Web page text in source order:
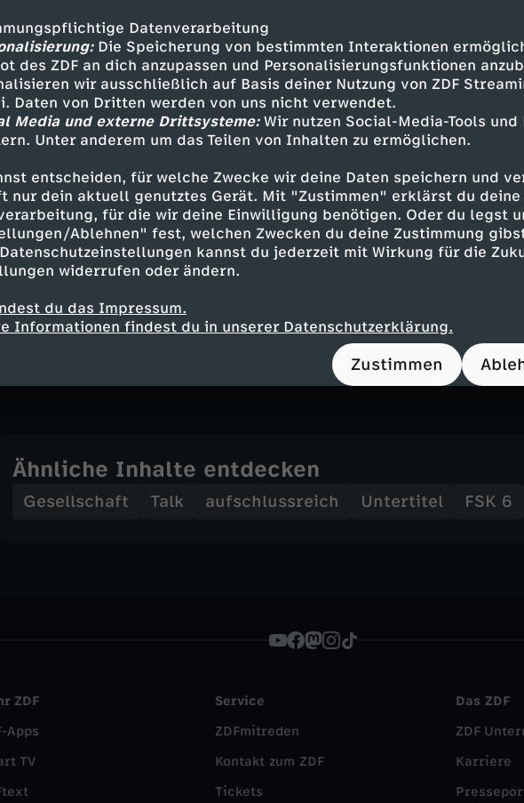
Datenverarbeitung
Die Speicherung von bestimmten Interaktionen
des ZDF an dich anzupassen und Personalisierungsfunktionen
wir ausschließlich auf Basis deiner Nutzung von ZDF
Daten von Dritten werden von uns nicht verwendet.
Media und externe Drittsysteme:Wir nutzen Social-Media-Tools und
Unter anderem um das Teilen von Inhalten zu ermöglichen.
entscheiden, für welche Zwecke wir deine Daten speichern und
nur dein aktuell genutztes Gerät. Mit "Zustimmen" erklärst du deine
für die wir deine Einwilligung benötigen. Oder du legst
Ablehnen" fest, welchen Zwecken du deine Zustimmung
kannst du jederzeit mit Wirkung für die
widerrufen oder ändern.
du das Impressum.
Informationen findest du in unserer Datenschutzerklärung.
Zustimmen
Gruppen aus. Sie agiert vor allem über
durch gezielte Cancel-Culture-Aktionen, bei denen
gezielt ausgegrenzt oder boykottiert werden
gegen Ungerechtigkeiten oder Rassismus vorzugehen,
zu begrüßen," so Susan Neiman weiter. Indem man sich
beziehe, sei diese kritische Position kaum mehr
rechter Strömungen zu unterscheiden. Auch
Merkmale und nicht um die Rechte des Menschen
sei weder nur links noch sei er ungefährlich.
Menschenbild, wie Neiman meint? Wie wurde es
Bewegung so viel Einfluss erlangen konnte? Und
methodisch oft rigoroses Vorgehen für die Debattenkultur und
Ähnliche Inhalte entdecken
Gesellschaft Talk aufschlussreich Untertitel FSK 6
ZDF
Apps
TV
Service
ZDFmitreden
Kontakt zum ZDF
Tickets
Das ZDF
ZDF
Karriere